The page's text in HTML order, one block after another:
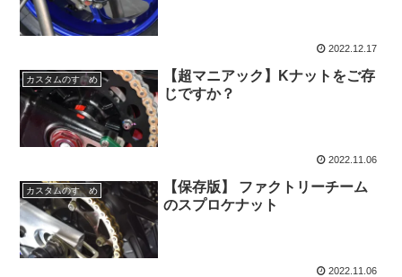
2022.12.17
カスタムのすゝめ
【超マニアック】Kナットをご存
じですか？
2022.11.06
カスタムのすゝめ
【保存版】 ファクトリーチーム
のスプロケナット
2022.11.06